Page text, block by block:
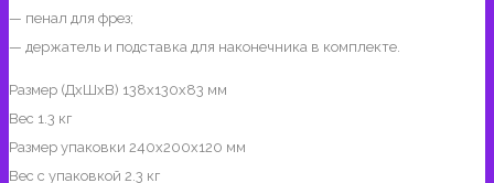
— пенал для фрез;
— держатель и подставка для наконечника в комплекте.
Размер (ДхШхВ) 138x130x83 мм
Вес 1.3 кг
Размер упаковки 240x200x120 мм
Вес с упаковкой 2.3 кг